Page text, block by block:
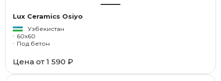
Lux Ceramics Osiyo
Узбекистан
60x60
Под бетон
Цена от 1 590 ₽